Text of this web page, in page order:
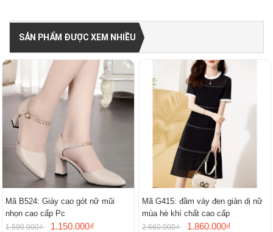
SẢN PHẨM ĐƯỢC XEM NHIỀU
Mã B524: Giày cao gót nữ mũi
nhọn cao cấp Pc
1.590.000₫ 1.150.000₫
Mã G415: đầm váy đen giản dị nữ
mùa hè khí chất cao cấp
2.660.000₫ 1.860.000₫